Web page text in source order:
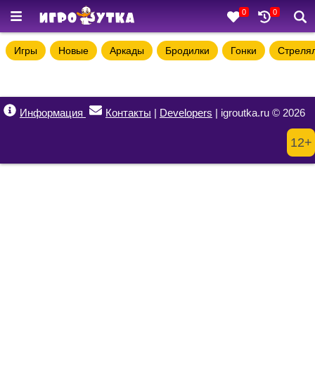
0 0
Игры Новые Аркады Бродилки Гонки
Информация Контакты | Developers | igroutka.ru © 2026
12+